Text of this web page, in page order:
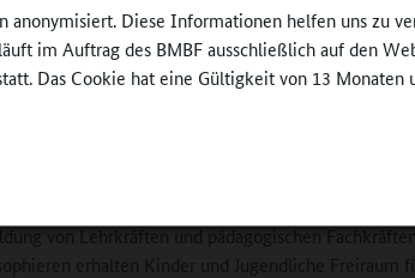
Diese Informationen helfen uns zu
im Auftrag des BMBF ausschließlich auf den
Das Cookie hat eine Gültigkeit von 13 Monaten
und dessen praktischen
Redaktion:Was muss man sich unter
von Lehrkräften und pädagogischen
erhalten Kinder und Jugendliche Freiraum